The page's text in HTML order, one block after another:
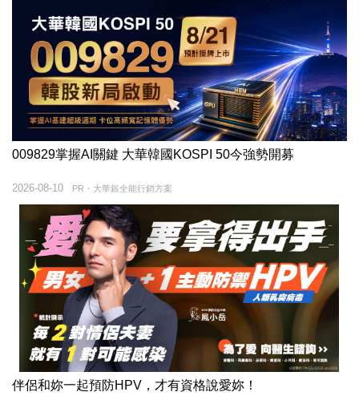
009829掌握AI關鍵 大華韓國KOSPI 50今強勢開募
PR・大華銀全能行銷方案
2026-08-10
伴侶和妳一起預防HPV，才有資格說愛妳！